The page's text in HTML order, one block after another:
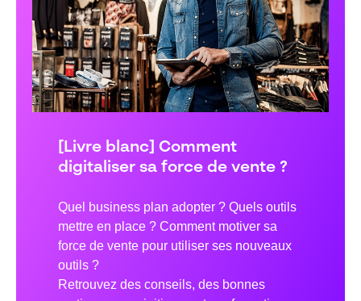
[Livre blanc] Comment
digitaliser sa force de vente ?
Quel business plan adopter ? Quels outils
mettre en place ? Comment motiver sa
force de vente pour utiliser ses nouveaux
outils ?
Retrouvez des conseils, des bonnes